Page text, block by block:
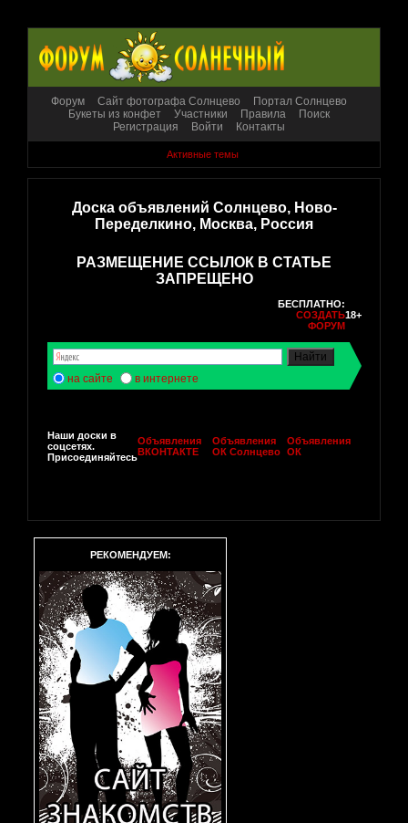
Форум Сайт фотографа Солнцево
Портал Солнцево
Букеты из конфет
Участники Правила
Поиск
Регистрация
Войти Контакты
Активные темы
Доска объявлений Солнцево, Ново-
Переделкино, Москва, Россия
РАЗМЕЩЕНИЕ ССЫЛОК В СТАТЬЕ
ЗАПРЕЩЕНО
БЕСПЛАТНО:
СОЗДАТЬ
ФОРУМ
18+
на сайте в интернете
Наши доски в
соцсетях.
Присоединяйтесь
Объявления
ВКОНТАКТЕ
Объявления
ОК Солнцево
Объявления
ОК
РЕКОМЕНДУЕМ: